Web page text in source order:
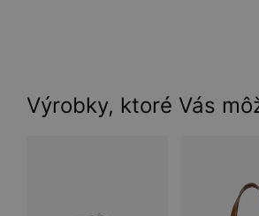
Výrobky, ktoré Vás